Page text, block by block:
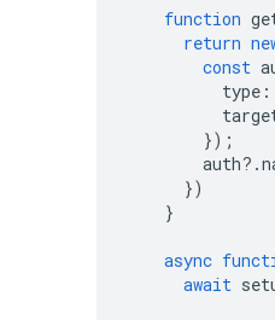
function
return
const
type :
});
auth? .
})
}
async
await